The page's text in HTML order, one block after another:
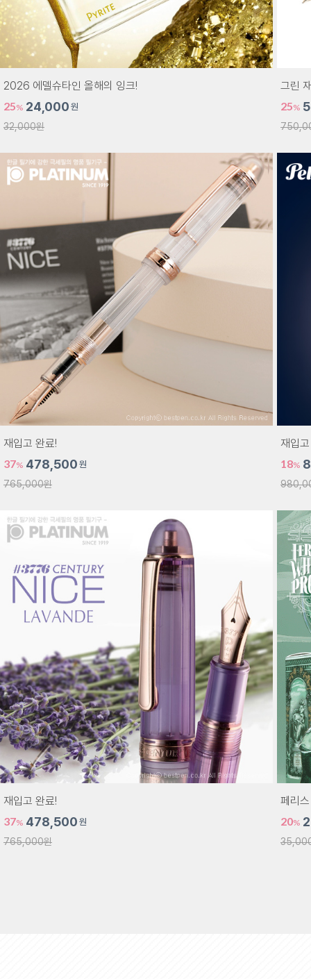
2026 에델슈타인 올해의 잉크!
25% 24,000 원
32,000원
그린
25%
재입고 완료!
37% 478,500 원
765,000원
재입
18%
재입고 완료!
37% 478,500 원
765,000원
페리
20%